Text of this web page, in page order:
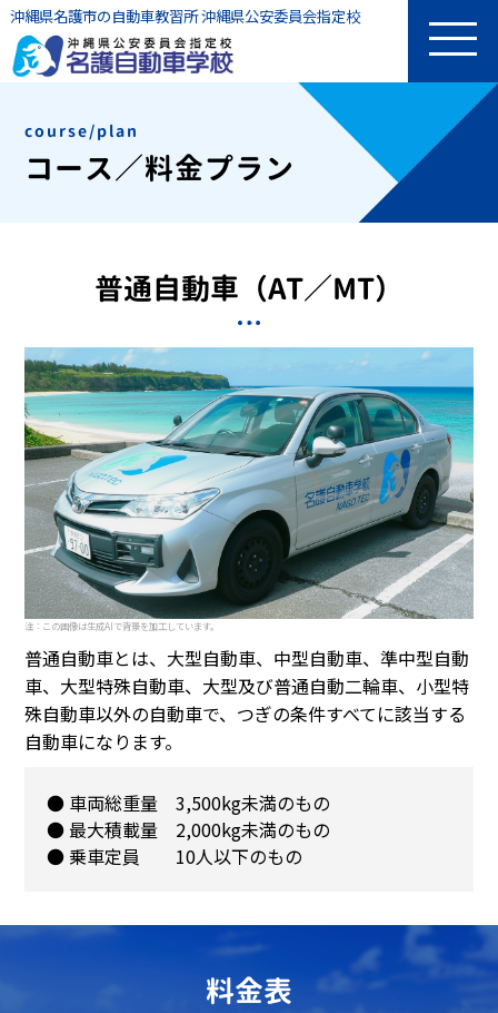
沖縄県名護市の自動車教習所 沖縄県公安委員会指定校
course/plan
コース／料金プラン
普通自動車（AT／MT）
注：この画像は生成AIで背景を加工しています。
普通自動車とは、大型自動車、中型自動車、準中型自動
車、大型特殊自動車、大型及び普通自動二輪車、小型特
殊自動車以外の自動車で、つぎの条件すべてに該当する
自動車になります。
● 車両総重量 3,500kg未満のもの
● 最大積載量 2,000kg未満のもの
● 乗車定員 10人以下のもの
料金表